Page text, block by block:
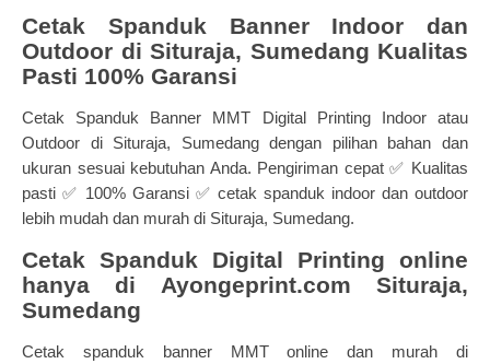
Cetak Spanduk Banner Indoor dan
Outdoor di Situraja, Sumedang Kualitas
Pasti 100% Garansi
Cetak Spanduk Banner MMT Digital Printing Indoor atau
Outdoor di Situraja, Sumedang dengan pilihan bahan dan
ukuran sesuai kebutuhan Anda. Pengiriman cepat ✅ Kualitas
pasti ✅ 100% Garansi ✅ cetak spanduk indoor dan outdoor
lebih mudah dan murah di Situraja, Sumedang.
Cetak Spanduk Digital Printing online
hanya di Ayongeprint.com Situraja,
Sumedang
Cetak spanduk banner MMT online dan murah di